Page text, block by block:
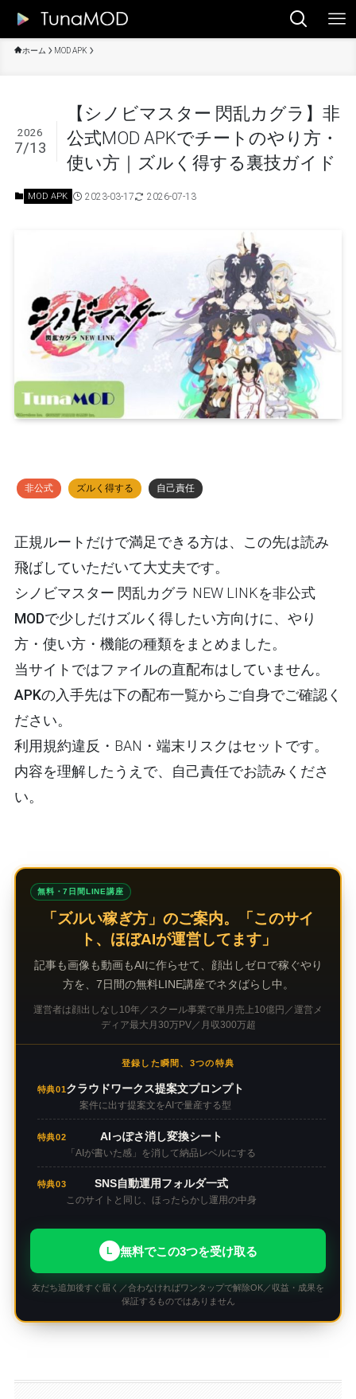
ホーム MOD APK
【シノビマスター 閃乱カグラ】非
公式MOD APKでチートのやり方・
使い方｜ズルく得する裏技ガイド
2026
7/13
MOD APK 2023-03-17 2026-07-13
非公式 ズルく得する 自己責任
正規ルートだけで満足できる方は、この先は読み
飛ばしていただいて大丈夫です。
シノビマスター 閃乱カグラ NEW LINKを非公式
MODで少しだけズルく得したい方向けに、やり
方・使い方・機能の種類をまとめました。
当サイトではファイルの直配布はしていません。
APKの入手先は下の配布一覧からご自身でご確認く
ださい。
利用規約違反・BAN・端末リスクはセットです。
内容を理解したうえで、自己責任でお読みくださ
い。
無料・7日間LINE講座
「ズルい稼ぎ方」のご案内。「このサイ
ト、ほぼAIが運営してます」
記事も画像も動画もAIに作らせて、顔出しゼロで稼ぐやり
方を、7日間の無料LINE講座でネタばらし中。
運営者は顔出しなし10年／スクール事業で単月売上10億円／運営メ
ディア最大月30万PV／月収300万超
登録した瞬間、3つの特典
特典01クラウドワークス提案文プロンプト
案件に出す提案文をAIで量産する型
特典02 AIっぽさ消し変換シート
「AIが書いた感」を消して納品レベルにする
特典03 SNS自動運用フォルダ一式
このサイトと同じ、ほったらかし運用の中身
L 無料でこの3つを受け取る
友だち追加後すぐ届く／合わなければワンタップで解除OK／収益・成果を
保証するものではありません